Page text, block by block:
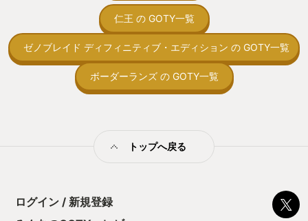
向けか？という
の印象。 しかし
止する設定を有
ちゃうじゃぁん
っと試すだけだ
て、クリアしち
仁王 の GOTY一覧
ゼノブレイド ディフィニティブ・エディション の GOTY一覧
ボーダーランズ の GOTY一覧
トップへ戻る
ログイン / 新規登録